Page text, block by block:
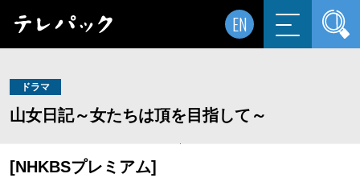
EN
ドラマ
山女日記～女たちは頂を目指して～
[NHKBSプレミアム]